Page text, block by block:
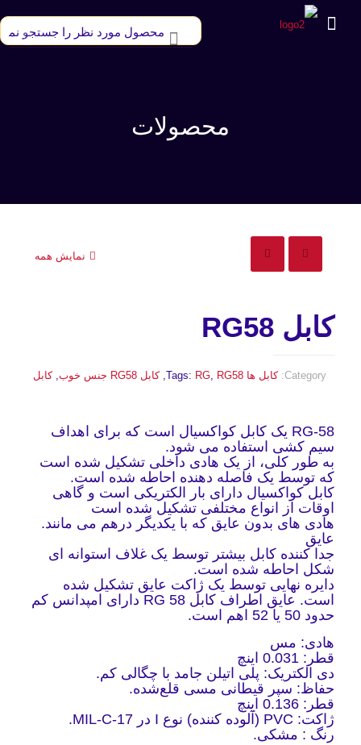
محصولات
نمایش همه
کابل RG58
RG-58 یک کابل کواکسیال است که برای اهداف
سیم کشی استفاده می شود.
به طور کلی، از یک هادی داخلی تشکیل شده است
که توسط یک فاصله دهنده احاطه شده است.
کابل کواکسیال دارای بار الکتریکی است و گاهی
اوقات از انواع مختلفی تشکیل شده است
هادی های بدون عایق که با یکدیگر درهم می مانند.
عایق
جدا کننده کابل بیشتر توسط یک غلاف استوانه ای
شکل احاطه شده است.
دایره نهایی توسط یک ژاکت عایق تشکیل شده
است. عایق اطراف کابل RG 58 دارای امپدانس کم
حدود 50 یا 52 اهم است.
هادی: مس
قطر: 0.031 اینچ
دی الکتریک: پلی اتیلن جامد با چگالی کم.
حفاظ: سپر قیطانی مسی قلع‌شده.
قطر: 0.136 اینچ
ژاکت: PVC (آلوده کننده) نوع I در MIL-C-17.
رنگ : مشکی.
Category: کابل ها Tags: RG, RG58
,کابل RG58 جنس خوب ,کابل